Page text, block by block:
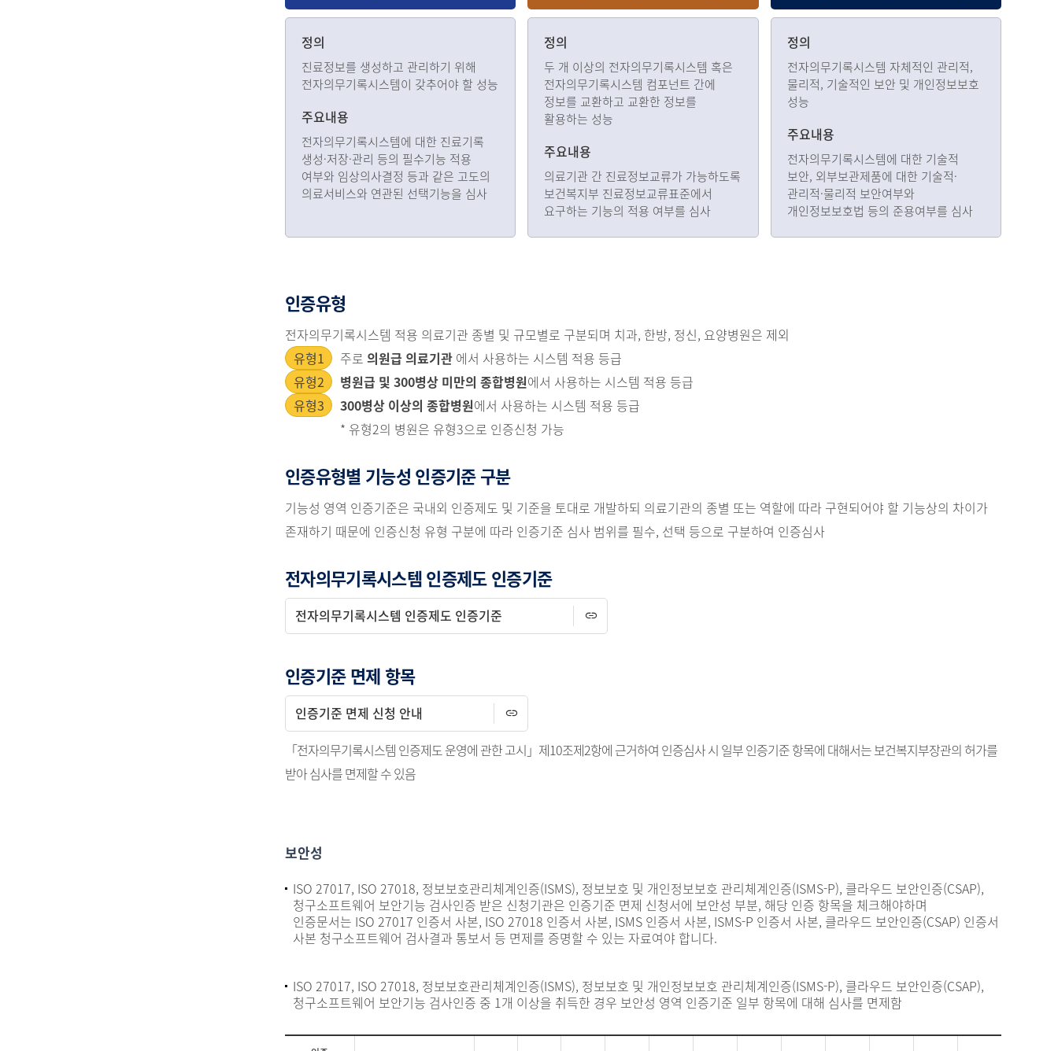
정의
진료정보를 생성하고 관리하기 위해
전자의무기록시스템이 갖추어야 할 성능
주요내용
전자의무기록시스템에 대한 진료기록
생성·저장·관리 등의 필수기능 적용
여부와 임상의사결정 등과 같은 고도의
의료서비스와 연관된 선택기능을 심사
정의
두 개 이상의 전자의무기록시스템 혹은
전자의무기록시스템 컴포넌트 간에
정보를 교환하고 교환한 정보를
활용하는 성능
주요내용
의료기관 간 진료정보교류가 가능하도록
보건복지부 진료정보교류표준에서
요구하는 기능의 적용 여부를 심사
정의
전자의무기록시스템 자체적인 관리적,
물리적, 기술적인 보안 및 개인정보보호
성능
주요내용
전자의무기록시스템에 대한 기술적
보안, 외부보관제품에 대한 기술적·
관리적·물리적 보안여부와
개인정보보호법 등의 준용여부를 심사
인증유형
전자의무기록시스템 적용 의료기관 종별 및 규모별로 구분되며 치과, 한방, 정신, 요양병원은 제외
유형1
주로 의원급 의료기관 에서 사용하는 시스템 적용 등급
유형2
병원급 및 300병상 미만의 종합병원에서 사용하는 시스템 적용 등급
유형3
300병상 이상의 종합병원에서 사용하는 시스템 적용 등급
* 유형2의 병원은 유형3으로 인증신청 가능
인증유형별 기능성 인증기준 구분
기능성 영역 인증기준은 국내외 인증제도 및 기준을 토대로 개발하되 의료기관의 종별 또는 역할에 따라 구현되어야 할 기능상의 차이가
존재하기 때문에 인증신청 유형 구분에 따라 인증기준 심사 범위를 필수, 선택 등으로 구분하여 인증심사
전자의무기록시스템 인증제도 인증기준
전자의무기록시스템 인증제도 인증기준
인증기준 면제 항목
인증기준 면제 신청 안내
「전자의무기록시스템 인증제도 운영에 관한 고시」제10조제2항에 근거하여 인증심사 시 일부 인증기준 항목에 대해서는 보건복지부장관의 허가를
받아 심사를 면제할 수 있음
보안성
ISO 27017, ISO 27018, 정보보호관리체계인증(ISMS), 정보보호 및 개인정보보호 관리체계인증(ISMS-P), 클라우드 보안인증(CSAP),
청구소프트웨어 보안기능 검사인증 받은 신청기관은 인증기준 면제 신청서에 보안성 부분, 해당 인증 항목을 체크해야하며
인증문서는 ISO 27017 인증서 사본, ISO 27018 인증서 사본, ISMS 인증서 사본, ISMS-P 인증서 사본, 클라우드 보안인증(CSAP) 인증서
사본 청구소프트웨어 검사결과 통보서 등 면제를 증명할 수 있는 자료여야 합니다.
ISO 27017, ISO 27018, 정보보호관리체계인증(ISMS), 정보보호 및 개인정보보호 관리체계인증(ISMS-P), 클라우드 보안인증(CSAP),
청구소프트웨어 보안기능 검사인증 중 1개 이상을 취득한 경우 보안성 영역 인증기준 일부 항목에 대해 심사를 면제함